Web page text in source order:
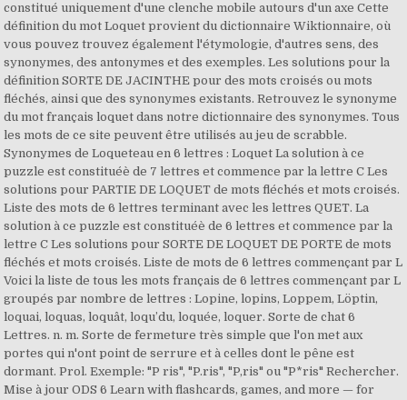
constitué uniquement d'une clenche mobile autours d'un axe Cette
définition du mot Loquet provient du dictionnaire Wiktionnaire, où
vous pouvez trouvez également l'étymologie, d'autres sens, des
synonymes, des antonymes et des exemples. Les solutions pour la
définition SORTE DE JACINTHE pour des mots croisés ou mots
fléchés, ainsi que des synonymes existants. Retrouvez le synonyme
du mot français loquet dans notre dictionnaire des synonymes. Tous
les mots de ce site peuvent être utilisés au jeu de scrabble.
Synonymes de Loqueteau en 6 lettres : Loquet La solution à ce
puzzle est constituéè de 7 lettres et commence par la lettre C Les
solutions pour PARTIE DE LOQUET de mots fléchés et mots croisés.
Liste des mots de 6 lettres terminant avec les lettres QUET. La
solution à ce puzzle est constituéè de 6 lettres et commence par la
lettre C Les solutions pour SORTE DE LOQUET DE PORTE de mots
fléchés et mots croisés. Liste de mots de 6 lettres commençant par L
Voici la liste de tous les mots français de 6 lettres commençant par L
groupés par nombre de lettres : Lopine, lopins, Loppem, Löptin,
loquai, loquas, loquât, loqu’du, loquée, loquer. Sorte de chat 6
Lettres. n. m. Sorte de fermeture très simple que l'on met aux
portes qui n'ont point de serrure et à celles dont le pêne est
dormant. Prol. Exemple: "P ris", "P.ris", "P,ris" ou "P*ris" Rechercher.
Mise à jour ODS 6 Learn with flashcards, games, and more — for